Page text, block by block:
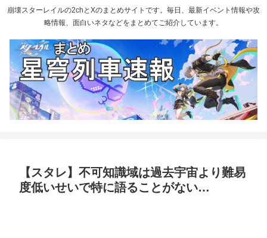
崩壊スターレイルの2chとXのまとめサイトです。毎日、最新イベント情報や攻
略情報、面白いネタなどをまとめてご紹介しています。
【スタレ】不可知識域は過去宇宙より難易
度低いせいで特に語ることがない…